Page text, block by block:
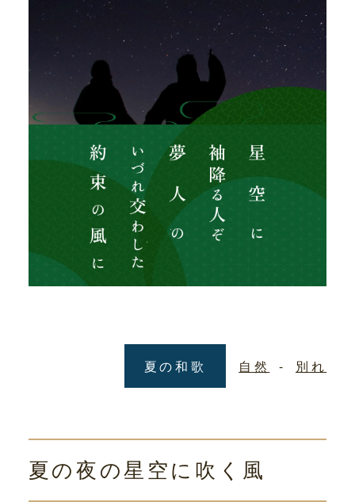
夏の和歌 自然 別れ
夏の夜の星空に吹く風